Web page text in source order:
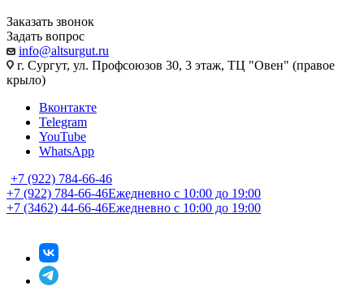
Заказать звонок
Задать вопрос
info@altsurgut.ru
г. Сургут, ул. Профсоюзов 30, 3 этаж, ТЦ "Овен" (правое
крыло)
Вконтакте
Telegram
YouTube
WhatsApp
+7 (922) 784-66-46
+7 (922) 784-66-46Ежедневно с 10:00 до 19:00
+7 (3462) 44-66-46Ежедневно с 10:00 до 19:00